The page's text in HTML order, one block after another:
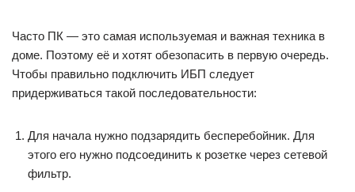
Часто ПК — это самая используемая и важная техника в
доме. Поэтому её и хотят обезопасить в первую очередь.
Чтобы правильно подключить ИБП следует
придерживаться такой последовательности:
Для начала нужно подзарядить бесперебойник. Для
этого его нужно подсоединить к розетке через сетевой
фильтр.